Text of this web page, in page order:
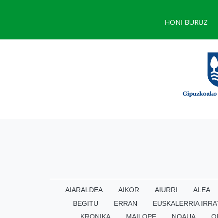
HONI BURUZ
AIARALDEA AIKOR AIURRI ALEA
BEGITU
ERRAN EUSKALERRIA